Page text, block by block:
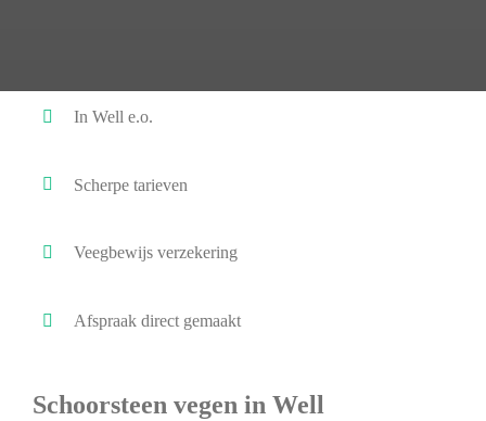
In Well e.o.
Scherpe tarieven
Veegbewijs verzekering
Afspraak direct gemaakt
Schoorsteen vegen in Well